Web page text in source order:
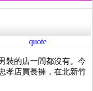
quote
裝的店一間都沒有。今
孝店買長褲，在北新竹